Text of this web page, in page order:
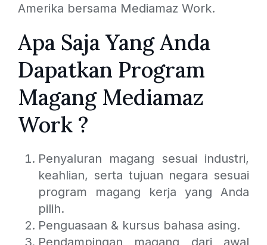
Amerika bersama Mediamaz Work.
Apa Saja Yang Anda
Dapatkan Program
Magang Mediamaz
Work ?
Penyaluran magang sesuai industri,
keahlian, serta tujuan negara sesuai
program magang kerja yang Anda
pilih.
Penguasaan & kursus bahasa asing.